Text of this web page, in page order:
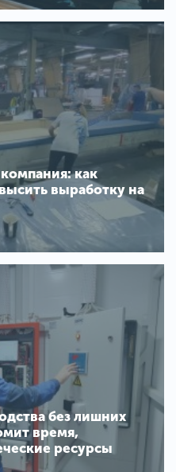
как
выработку на
без лишних
время,
ресурсы